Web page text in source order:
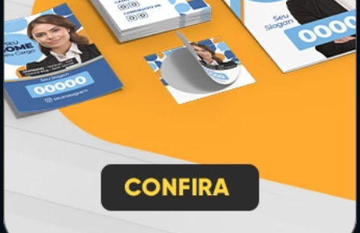
* Pagamento com cartão de crédito terá valor adicional.
** Pagamentos a prazo poderão ter acréscimo.
*** Nota fiscal sujeita a emissão de acordo com prestador de
serviço, conforme legislação pertinente.
PARTICIPE
SEGURANÇA